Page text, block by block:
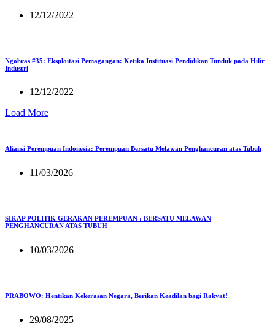
12/12/2022
Ngobras #35: Eksploitasi Pemagangan: Ketika Instituasi Pendidikan Tunduk pada Hilir
Industri
12/12/2022
Load More
Aliansi Perempuan Indonesia: Perempuan Bersatu Melawan Penghancuran atas Tubuh
11/03/2026
SIKAP POLITIK GERAKAN PEREMPUAN : BERSATU MELAWAN
PENGHANCURAN ATAS TUBUH
10/03/2026
PRABOWO: Hentikan Kekerasan Negara, Berikan Keadilan bagi Rakyat!
29/08/2025